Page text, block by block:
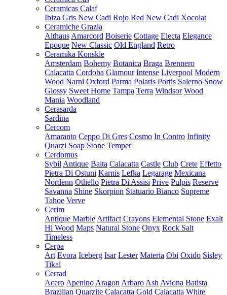
Ceramicas Calaf
Ibiza Gris New Cadi Rojo Red New Cadi Xocolat
Ceramiche Grazia
Althaus Amarcord Boiserie Cottage Electa Elegance
Epoque New Classic Old England Retro
Ceramika Konskie
Amsterdam Bohemy Botanica Braga Brennero
Calacatta Cordoba Glamour Intense Liverpool Modern
Wood Narni Oxford Parma Polaris Portis Salerno Snow
Glossy Sweet Home Tampa Terra Windsor Wood
Mania Woodland
Cerasarda
Sardina
Cercom
Amaranto Ceppo Di Gres Cosmo In Contro Infinity
Quarzi Soap Stone Temper
Cerdomus
Sybil Antique Baita Calacatta Castle Club Crete Effetto
Pietra Di Ostuni Karnis Lefka Legarage Mexicana
Nordenn Othello Pietra Di Assisi Prive Pulpis Reserve
Savanna Shine Skorpion Statuario Bianco Supreme
Tahoe Verve
Cerim
Antique Marble Artifact Crayons Elemental Stone Exalt
Hi Wood Maps Natural Stone Onyx Rock Salt
Timeless
Cerpa
Art Evora Iceberg Isar Lester Materia Obi Oxido Sisley
Tikal
Cerrad
Acero Apenino Aragon Arbaro Ash Aviona Batista
Brazilian Quarzite Calacatta Gold Calacatta White